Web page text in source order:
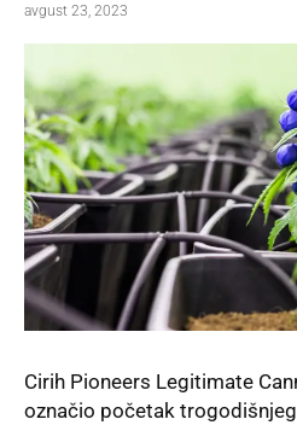
avgust 23, 2023
Cirih Pioneers Legitimate
označio početak